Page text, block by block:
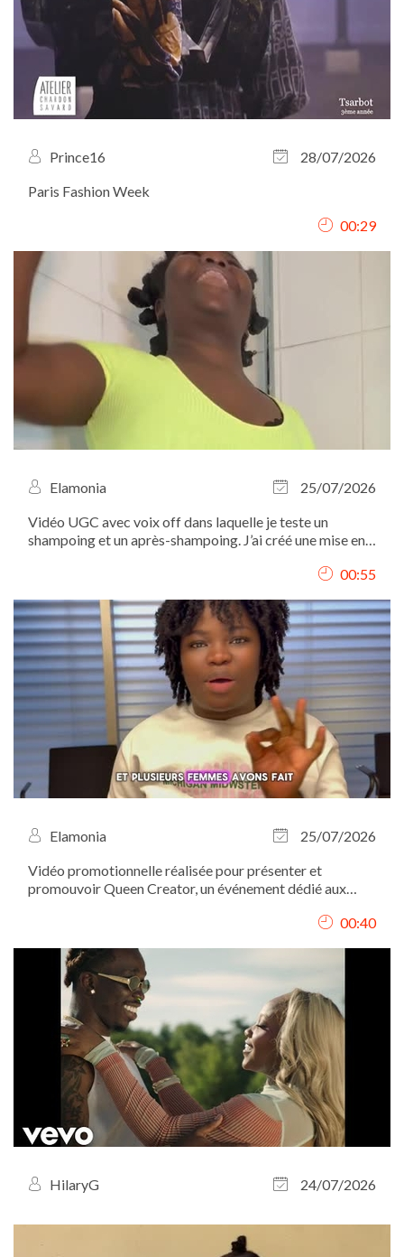
Prince16
28/07/2026
Paris Fashion Week
00:29
Elamonia
25/07/2026
Vidéo UGC avec voix off dans laquelle je teste un
shampoing et un après-shampoing. J’ai créé une mise en
étapes et mis en valeur les produits à travers des plans00:55
Elamonia
25/07/2026
Vidéo promotionnelle réalisée pour présenter et
promouvoir Queen Creator, un événement dédié aux
concept de la vidéo, assuré le tournage et réalisé le 00:40
HilaryG 24/07/2026